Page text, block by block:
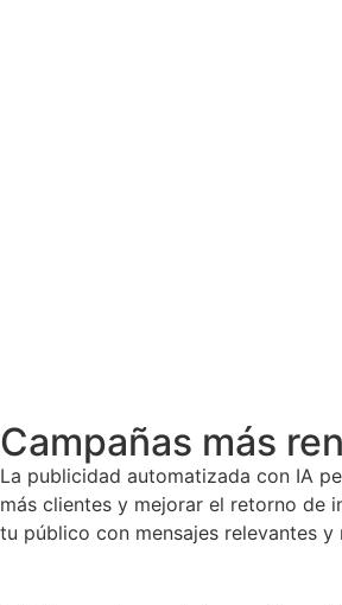
Campañas más
La publicidad automatizada con IA
más clientes y mejorar el retorno de
tu público con mensajes relevantes y